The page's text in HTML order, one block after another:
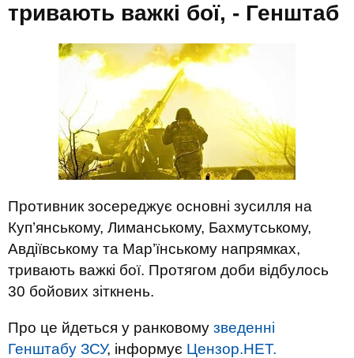
тривають важкі бої, - Генштаб
Противник зосереджує основні зусилля на
Куп’янському, Лиманському, Бахмутському,
Авдіївському та Мар’їнському напрямках,
тривають важкі бої. Протягом доби відбулось
30 бойових зіткнень.
Про це йдеться у ранковому зведенні
Генштабу ЗСУ, інформує Цензор.НЕТ.